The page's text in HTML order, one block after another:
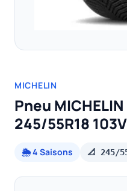
MICHELIN
Pneu
245/55R18 103V
🌦️ 4 Saisons 📐 245/